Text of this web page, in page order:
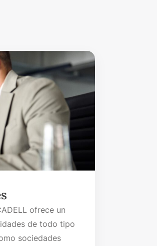
ofrece un
de todo tipo
sociedades